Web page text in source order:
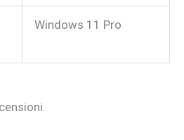
Windows 11 Pro